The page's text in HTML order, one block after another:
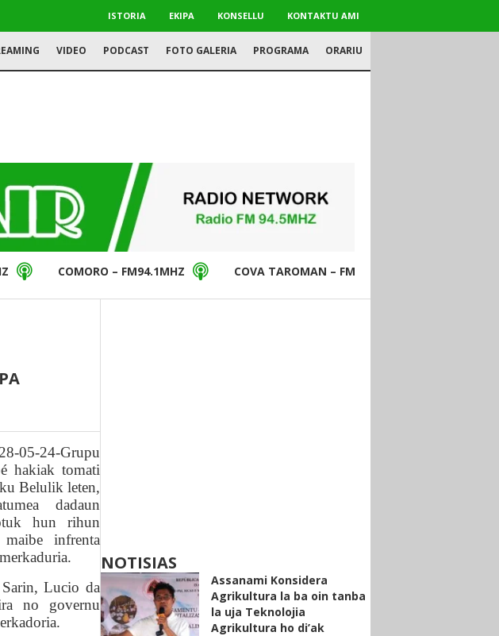
ISTORIA EKIPA KONSELLU KONTAKTU AMI
VIDEO PODCAST FOTO GALERIA PROGRAMA ORARIU
COMORO – FM94.1MHZ COVA TAROMAN – FM94.5MHZ
8-05-24-Grupu
hakiak tomati
Belulik leten,
dadaun
hun rihun
infrenta
Lucio da
no governu
NOTISIAS
Assanami Konsidera
Agrikultura la ba oin tanba
la uja Teknolojia
Agrikultura ho di’ak